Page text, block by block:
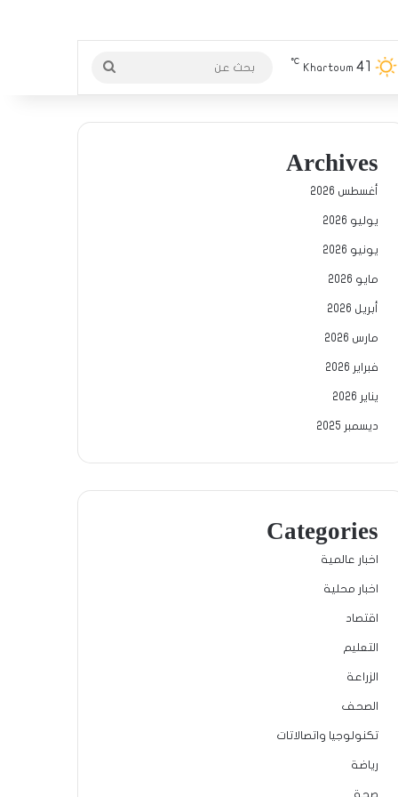
Khartoum 41
℃
Archives
أغسطس 2026
يوليو 2026
يونيو 2026
مايو 2026
أبريل 2026
مارس 2026
فبراير 2026
يناير 2026
ديسمبر 2025
Categories
اخبار عالمية
اخبار محلية
اقتصاد
التعليم
الزراعة
الصحف
تكنولوجيا واتصالاتات
رياضة
صحة